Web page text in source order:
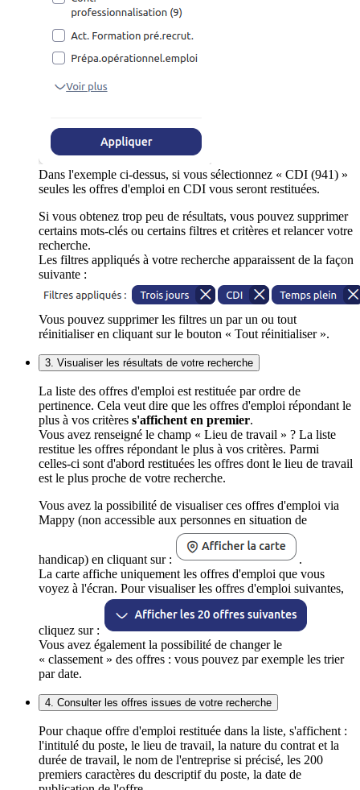
Dans l'exemple ci-dessus, si vous sélectionnez « CDI (941) »
seules les offres d'emploi en CDI vous seront restituées.
Si vous obtenez trop peu de résultats, vous pouvez supprimer
certains mots-clés ou certains filtres et critères et relancer votre
recherche.
Les filtres appliqués à votre recherche apparaissent de la façon
suivante :
Vous pouvez supprimer les filtres un par un ou tout
réinitialiser en cliquant sur le bouton « Tout réinitialiser ».
3. Visualiser les résultats de votre recherche
La liste des offres d'emploi est restituée par ordre de
pertinence. Cela veut dire que les offres d'emploi répondant le
plus à vos critères s'affichent en premier.
Vous avez renseigné le champ « Lieu de travail » ? La liste
restitue les offres répondant le plus à vos critères. Parmi
celles-ci sont d'abord restituées les offres dont le lieu de travail
est le plus proche de votre recherche.
Vous avez la possibilité de visualiser ces offres d'emploi via
Mappy (non accessible aux personnes en situation de
handicap) en cliquant sur :
.
La carte affiche uniquement les offres d'emploi que vous
voyez à l'écran. Pour visualiser les offres d'emploi suivantes,
cliquez sur :
Vous avez également la possibilité de changer le
« classement » des offres : vous pouvez par exemple les trier
par date.
4. Consulter les offres issues de votre recherche
Pour chaque offre d'emploi restituée dans la liste, s'affichent :
l'intitulé du poste, le lieu de travail, la nature du contrat et la
durée de travail, le nom de l'entreprise si précisé, les 200
premiers caractères du descriptif du poste, la date de